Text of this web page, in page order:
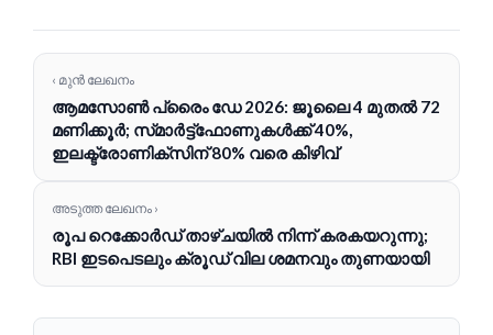
‹ മുൻ ലേഖനം
ആമസോൺ പ്രൈം ഡേ 2026: ജൂലൈ 4 മുതൽ 72
മണിക്കൂർ; സ്‌മാർട്ട്‌ഫോണുകൾക്ക് 40%,
ഇലക്ട്രോണിക്‌സിന് 80% വരെ കിഴിവ്
അടുത്ത ലേഖനം ›
രൂപ റെക്കോർഡ് താഴ്ചയിൽ നിന്ന് കരകയറുന്നു;
RBI ഇടപെടലും ക്രൂഡ് വില ശമനവും തുണയായി